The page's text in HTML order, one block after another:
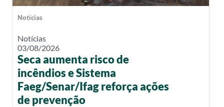
Notícias
Notícias
03/08/2026
Seca aumenta risco de
incêndios e Sistema
Faeg/Senar/Ifag reforça ações
de prevenção